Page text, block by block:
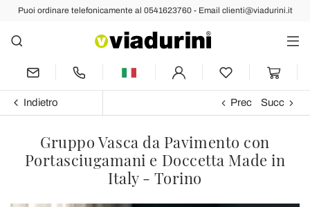
Puoi ordinare telefonicamente al 0541623760 - Email clienti@viadurini.it
Indietro Prec Succ
Gruppo Vasca da Pavimento con
Portasciugamani e Doccetta Made in
Italy - Torino